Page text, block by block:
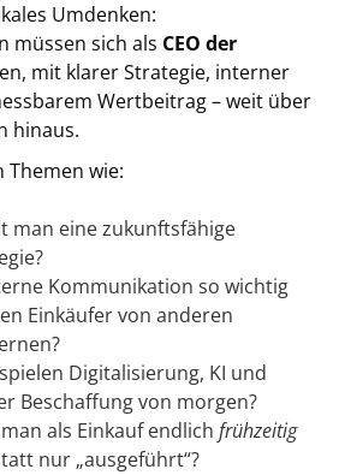
Umdenken:
müssen sich als CEO der
mit klarer Strategie, interner
Wertbeitrag – weit über
hinaus.
wie:
man eine zukunftsfähige
Kommunikation so wichtig
Einkäufer von anderen
Digitalisierung, KI und
Beschaffung von morgen?
als Einkauf endlich frühzeitig
nur „ausgeführt“?